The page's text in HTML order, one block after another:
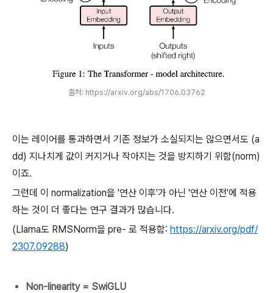
출처: https://arxiv.org/abs/1706.03762
이는 레이어를 통과하면서 기존 정보가 소실되지는 않으면서도 (a
dd) 지나치게 값이 커지거나 작아지는 것을 방지하기 위함(norm)
이죠.
그런데 이 normalization을 '연산 이후'가 아닌 '연산 이전'에 적용
하는 것이 더 좋다는 연구 결과가 많습니다.
(Llama도 RMSNorm을 pre- 로 적용함: https://arxiv.org/pdf/
2307.09288)
Non-linearity = SwiGLU